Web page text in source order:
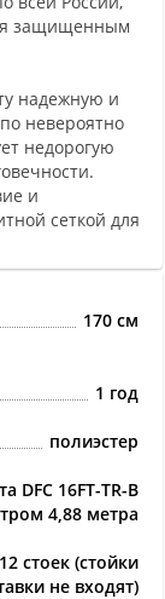
защищенным
надежную и
невероятно
недорогую
и
сеткой для
170 см
1 год
полиэстер
DFC 16FT-TR-B
4,88 метра
стоек (стойки
не входят)